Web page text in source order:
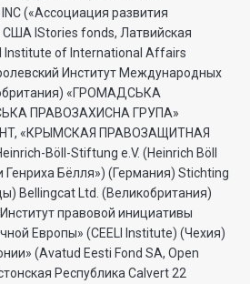
(«Ассоциация развития
США IStories fonds, Латвийская
Institute of International Affairs
Институт Международных
«ГРОМАДСЬКА
ПРАВОЗАХИСНА ГРУПА»
«КРЫМСКАЯ ПРАВОЗАЩИТНАЯ
Böll-Stiftung e.V. (Heinrich Böll
Бёлля») (Германия) Stichting
Bellingcat Ltd. (Великобритания)
правовой инициативы
Европы» (CEELI Institute) (Чехия)
(Avatud Eesti Fond SA, Open
Республика Calvert 22